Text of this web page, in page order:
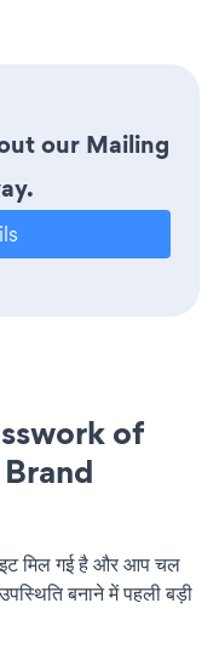
our Mailing
of
मिल गई है और आप चल
बनाने में पहली बड़ी